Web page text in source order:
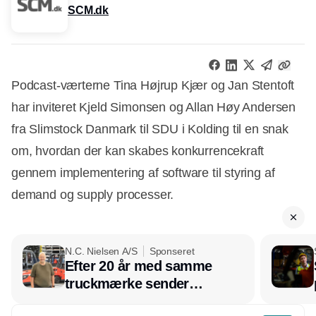
SCM.dk
Podcast-værterne Tina Højrup Kjær og Jan Stentoft
har inviteret Kjeld Simonsen og Allan Høy Andersen
fra Slimstock Danmark til SDU i Kolding til en snak
om, hvordan der kan skabes konkurrencekraft
gennem implementering af software til styring af
demand og supply processer.
N.C. Nielsen A/S Sponseret
Efter 20 år med samme
truckmærke sender